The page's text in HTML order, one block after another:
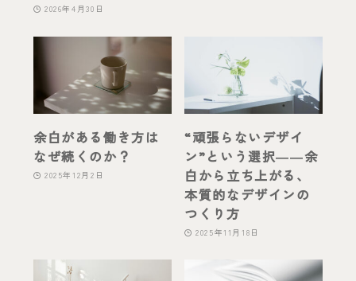
2026年4月30日
余白がある働き方は
なぜ続くのか？
2025年12月2日
“頑張らないデザイ
ン”という選択――余
白から立ち上がる、
本質的なデザインの
つくり方
2025年11月18日